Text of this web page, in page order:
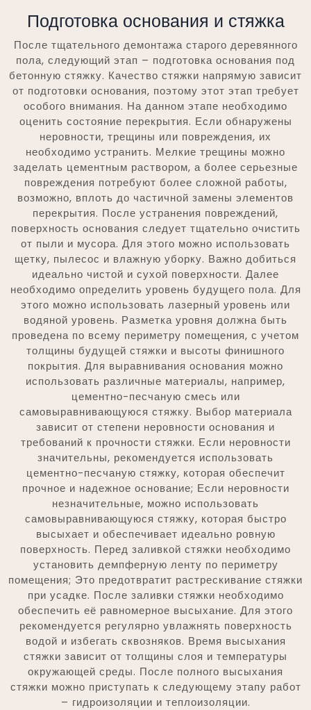
Подготовка основания и стяжка
После тщательного демонтажа старого деревянного
пола, следующий этап – подготовка основания под
бетонную стяжку. Качество стяжки напрямую зависит
от подготовки основания, поэтому этот этап требует
особого внимания. На данном этапе необходимо
оценить состояние перекрытия. Если обнаружены
неровности, трещины или повреждения, их
необходимо устранить. Мелкие трещины можно
заделать цементным раствором, а более серьезные
повреждения потребуют более сложной работы,
возможно, вплоть до частичной замены элементов
перекрытия. После устранения повреждений,
поверхность основания следует тщательно очистить
от пыли и мусора. Для этого можно использовать
щетку, пылесос и влажную уборку. Важно добиться
идеально чистой и сухой поверхности. Далее
необходимо определить уровень будущего пола. Для
этого можно использовать лазерный уровень или
водяной уровень. Разметка уровня должна быть
проведена по всему периметру помещения, с учетом
толщины будущей стяжки и высоты финишного
покрытия. Для выравнивания основания можно
использовать различные материалы, например,
цементно-песчаную смесь или
самовыравнивающуюся стяжку. Выбор материала
зависит от степени неровности основания и
требований к прочности стяжки. Если неровности
значительны, рекомендуется использовать
цементно-песчаную стяжку, которая обеспечит
прочное и надежное основание; Если неровности
незначительные, можно использовать
самовыравнивающуюся стяжку, которая быстро
высыхает и обеспечивает идеально ровную
поверхность. Перед заливкой стяжки необходимо
установить демпферную ленту по периметру
помещения; Это предотвратит растрескивание стяжки
при усадке. После заливки стяжки необходимо
обеспечить её равномерное высыхание. Для этого
рекомендуется регулярно увлажнять поверхность
водой и избегать сквозняков. Время высыхания
стяжки зависит от толщины слоя и температуры
окружающей среды. После полного высыхания
стяжки можно приступать к следующему этапу работ
– гидроизоляции и теплоизоляции.